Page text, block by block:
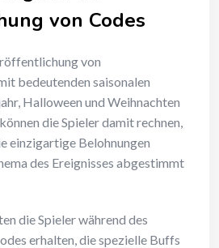
von Codes
von
bedeutenden saisonalen
Halloween und Weihnachten
die Spieler damit rechnen,
einzigartige Belohnungen
des Ereignisses abgestimmt
die Spieler während des
erhalten, die spezielle Buffs